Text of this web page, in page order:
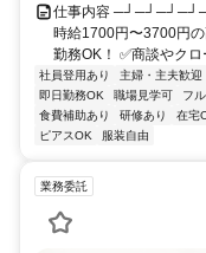
仕事内容
時給1700円〜3700円
勤務OK！ ✅商談やク
社員登用あり 主婦・主夫歓迎
即日勤務OK
職場見学可 フ
食費補助あり
研修あり 在宅
ピアスOK
服装自由
業務委託